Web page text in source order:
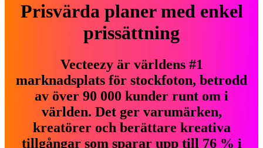
Prisvärda planer med enkel
prissättning
Vecteezy är världens #1
marknadsplats för stockfoton, betrodd
av över 90 000 kunder runt om i
världen. Det ger varumärken,
kreatörer och berättare kreativa
tillgångar som sparar upp till 76 % i